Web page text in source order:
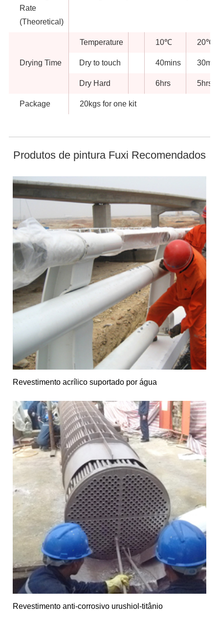
Rate
(Theoretical)
Drying Time
Temperature 10℃ 20℃
Dry to touch 40mins
Dry Hard 6hrs 5hrs
Package 20kgs for one kit
Produtos de pintura Fuxi Recomendados
Revestimento acrílico suportado por água
Revestimento anti-corrosivo urushiol-titânio